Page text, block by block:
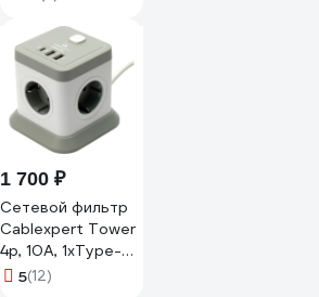
1 700 ₽
Сетевой фильтр
Cablexpert Tower
4р, 10А, 1xType-C
PD, 20Вт, 2хUSB,
5(12)